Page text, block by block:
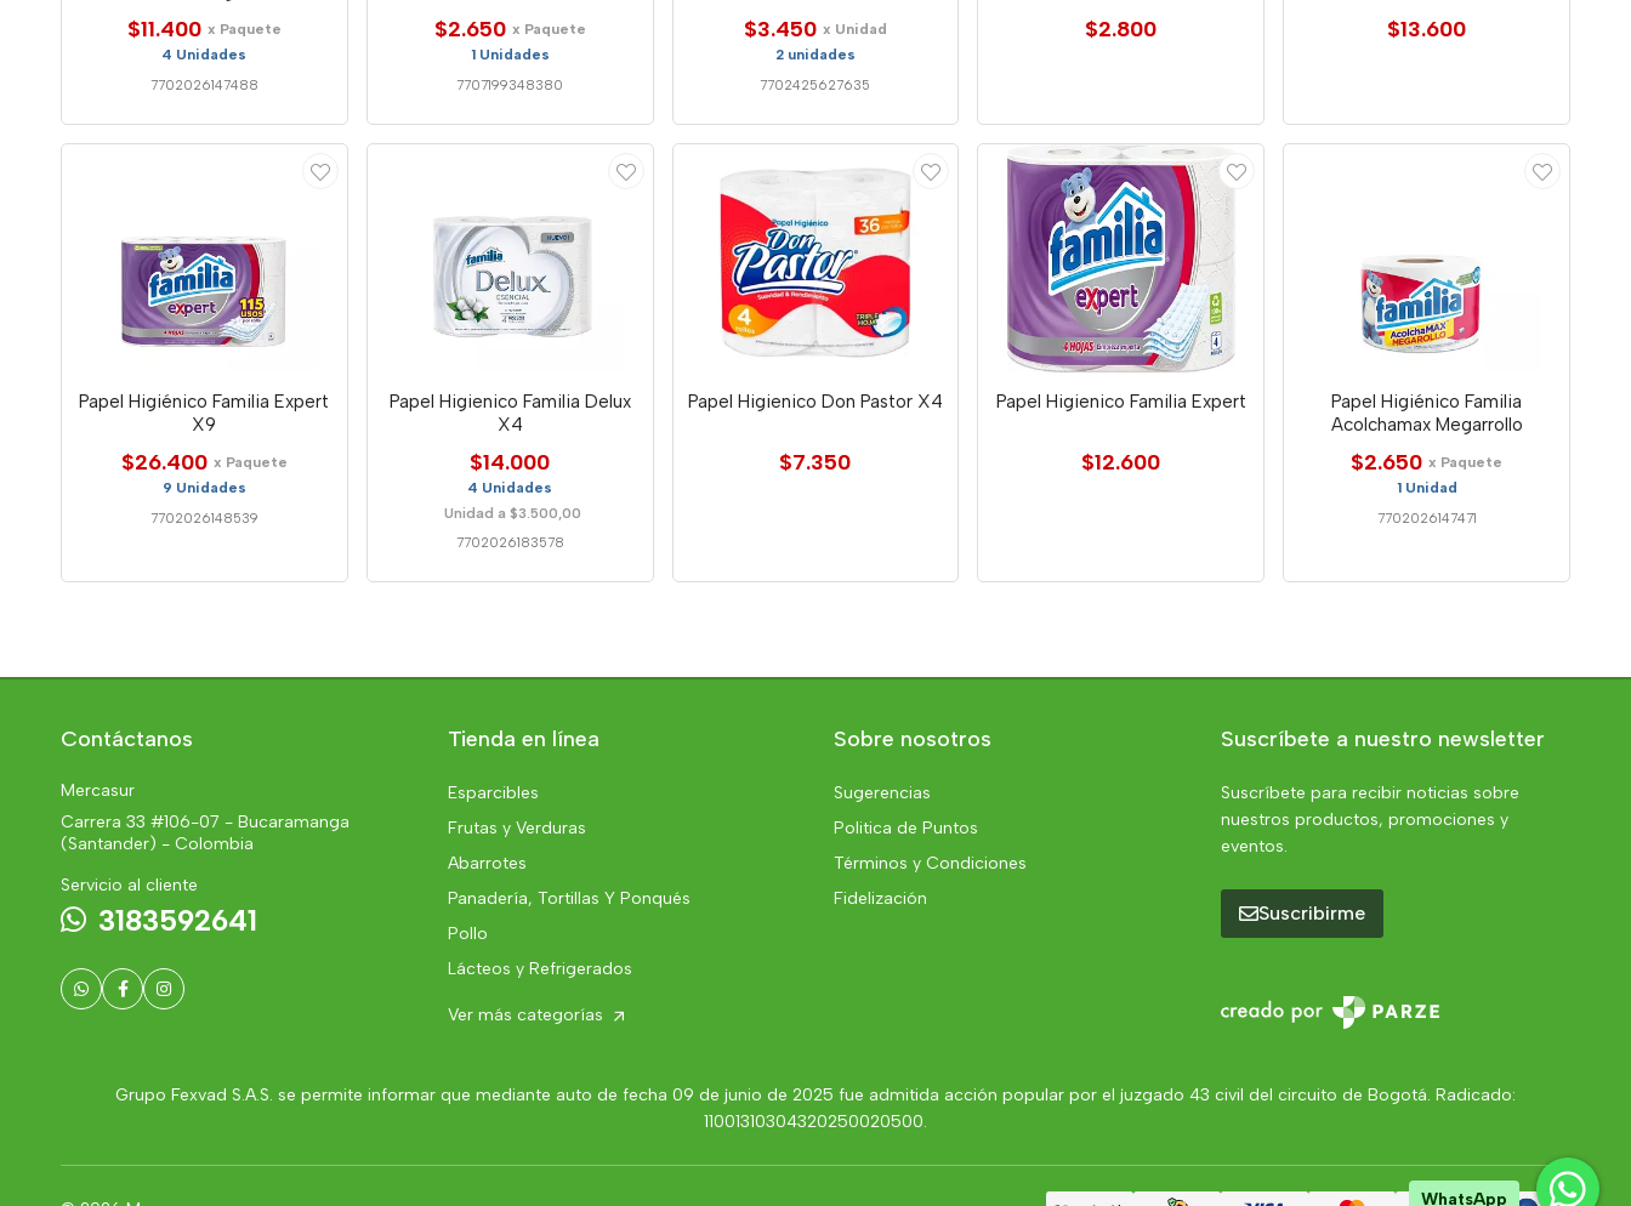
$11.400 x Paquete
4 Unidades
7702026147488
$2.650 x Paquete
1 Unidades
7707199348380
$3.450 x Unidad
2 unidades
7702425627635
$2.800 $13.600
Papel Higiénico Familia Expert
X9
$26.400 x Paquete
9 Unidades
7702026148539
Papel Higienico Familia Delux
X4
$14.000
4 Unidades
Unidad a $3.500,00
7702026183578
Papel Higienico Don Pastor X4
$7.350
Papel Higienico Familia Expert
$12.600
Papel Higiénico Familia
Acolchamax Megarrollo
$2.650 x Paquete
1 Unidad
7702026147471
Contáctanos
Mercasur
Carrera 33 #106-07 - Bucaramanga
(Santander) - Colombia
Servicio al cliente
3183592641
Tienda en línea
Esparcibles
Frutas y Verduras
Abarrotes
Panadería, Tortillas Y Ponqués
Pollo
Lácteos y Refrigerados
Ver más categorías
Sobre nosotros
Sugerencias
Politica de Puntos
Términos y Condiciones
Fidelización
Suscríbete a nuestro newsletter
Suscríbete para recibir noticias sobre
nuestros productos, promociones y
eventos.
Suscribirme
Grupo Fexvad S.A.S. se permite informar que mediante auto de fecha 09 de junio de 2025 fue admitida acción popular por el juzgado 43 civil del circuito de Bogotá. Radicado:
11001310304320250020500.
WhatsApp